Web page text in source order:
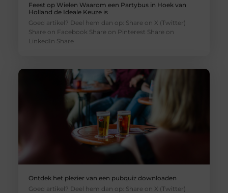
Feest op Wielen Waarom een Partybus in Hoek van
Holland de Ideale Keuze is
Goed artikel? Deel hem dan op: Share on X (Twitter)
Share on Facebook Share on Pinterest Share on
LinkedIn Share
Ontdek het plezier van een pubquiz downloaden
Goed artikel? Deel hem dan op: Share on X (Twitter)